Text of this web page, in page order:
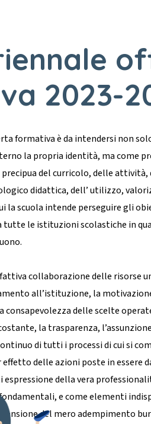
2023-
formativa è da intendersi non
la propria identità, ma come
del curricolo, delle
didattica, dell’ utilizzo,
la scuola intende perseguire gli
tutte le istituzioni scolastiche in
collaborazione delle risorse
all’istituzione, la
consapevolezza delle scelte
la trasparenza,
di tutti i processi di cui si
delle azioni poste in essere
della vera
e come elementi
del mero adempimento